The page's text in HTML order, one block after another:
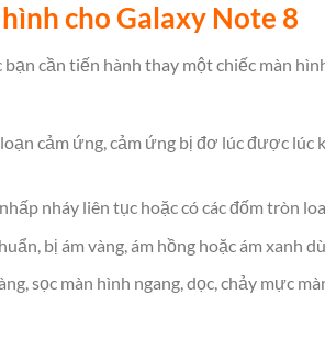
cho Galaxy Note 8
bạn cần tiến hành thay một chiếc màn
cảm ứng, cảm ứng bị đơ lúc được lúc
nháy liên tục hoặc có các đốm tròn
bị ám vàng, ám hồng hoặc ám xanh
sọc màn hình ngang, dọc, chảy mực